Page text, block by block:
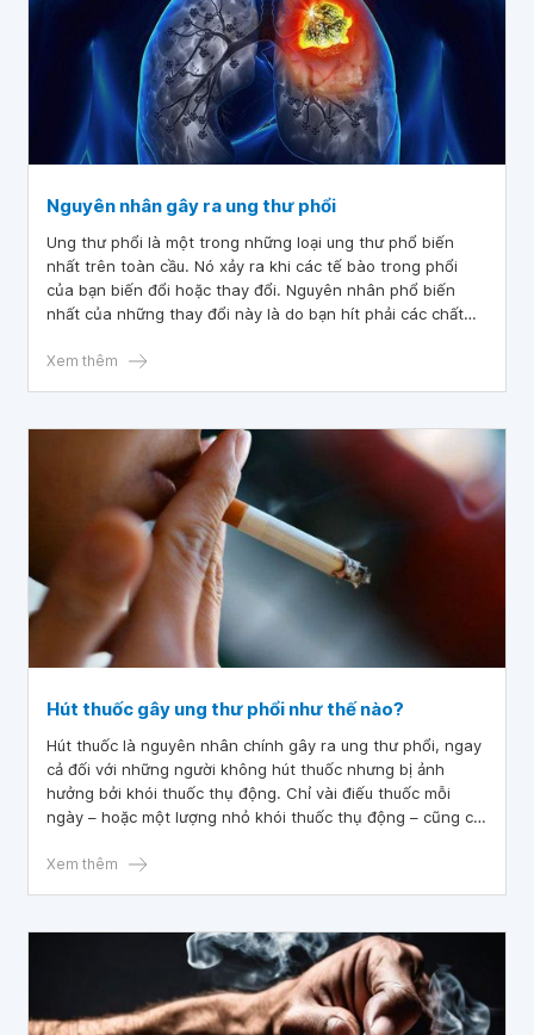
Nguyên nhân gây ra ung thư phổi
Ung thư phổi là một trong những loại ung thư phổ biến
nhất trên toàn cầu. Nó xảy ra khi các tế bào trong phổi
của bạn biến đổi hoặc thay đổi. Nguyên nhân phổ biến
nhất của những thay đổi này là do bạn hít phải các chất
bạn đã hít phải các khí độc hại đó. Hiện có rất nhiều
Xem thêm
Hút thuốc gây ung thư phổi như thế nào?
Hút thuốc là nguyên nhân chính gây ra ung thư phổi, ngay
cả đối với những người không hút thuốc nhưng bị ảnh
hưởng bởi khói thuốc thụ động. Chỉ vài điếu thuốc mỗi
ngày – hoặc một lượng nhỏ khói thuốc thụ động – cũng có
Xem thêm